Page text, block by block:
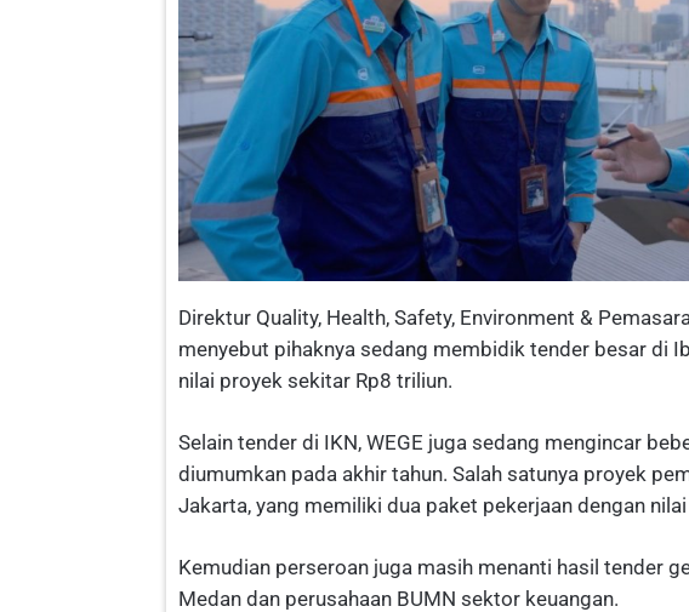
Direktur Quality, Health, Safety, Environment &
menyebut pihaknya sedang membidik tender besar di
nilai proyek sekitar Rp8 triliun.
Selain tender di IKN, WEGE juga sedang mengincar
diumumkan pada akhir tahun. Salah satunya proyek
Jakarta, yang memiliki dua paket pekerjaan dengan
Kemudian perseroan juga masih menanti hasil tender
Medan dan perusahaan BUMN sektor keuangan.